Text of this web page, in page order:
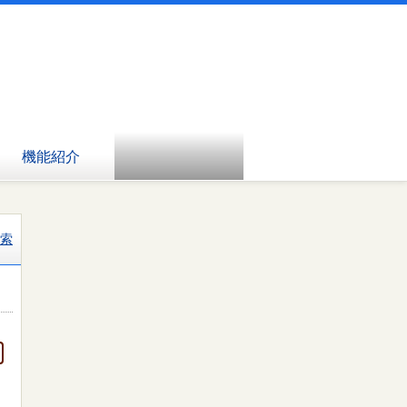
機能紹介